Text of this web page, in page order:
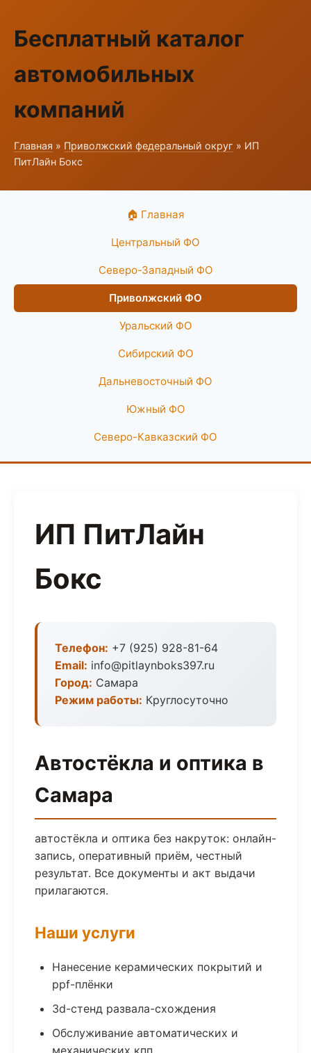
Бесплатный каталог
автомобильных
компаний
Главная » Приволжский федеральный округ » ИП
ПитЛайн Бокс
🏠 Главная
Центральный ФО
Северо-Западный ФО
Приволжский ФО
Уральский ФО
Сибирский ФО
Дальневосточный ФО
Южный ФО
Северо-Кавказский ФО
ИП ПитЛайн
Бокс
Телефон: +7 (925) 928-81-64
Email: info@pitlaynboks397.ru
Город: Самара
Режим работы: Круглосуточно
Автостёкла и оптика в
Самара
автостёкла и оптика без накруток: онлайн-
запись, оперативный приём, честный
результат. Все документы и акт выдачи
прилагаются.
Наши услуги
Нанесение керамических покрытий и
ppf-плёнки
3d-стенд развала-схождения
Обслуживание автоматических и
механических кпп